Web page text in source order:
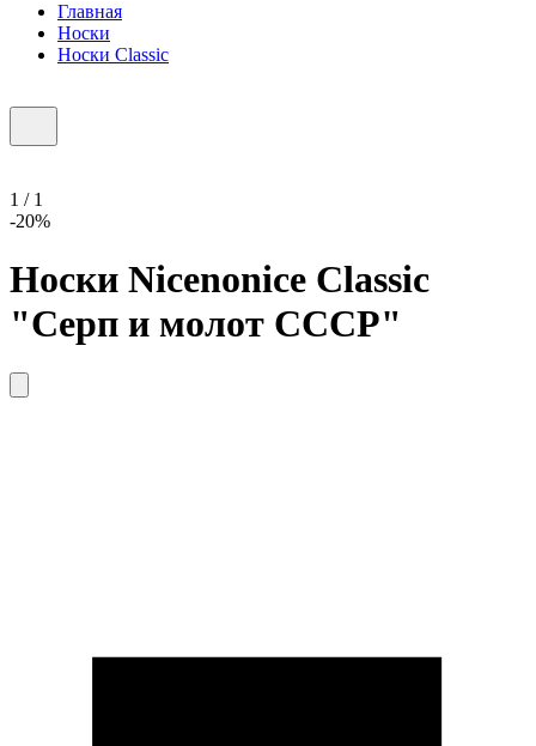
Главная
Носки
Носки Classic
1 / 1
-20%
Носки Nicenonice Classic
"Серп и молот СССР"